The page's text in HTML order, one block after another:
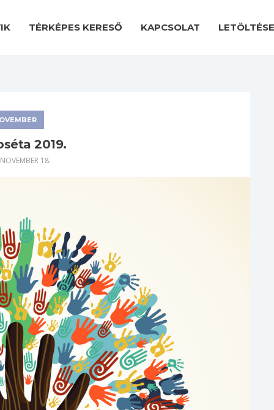
TÉRKÉPES KERESŐ KAPCSOLAT
2019.
18.